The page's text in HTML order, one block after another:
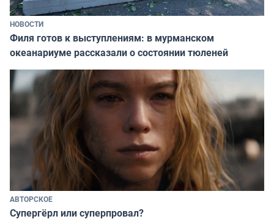
НОВОСТИ
Филя готов к выступлениям: в мурманском
океанариуме рассказали о состоянии тюленей
АВТОРСКОЕ
Супергёрл или суперпровал?